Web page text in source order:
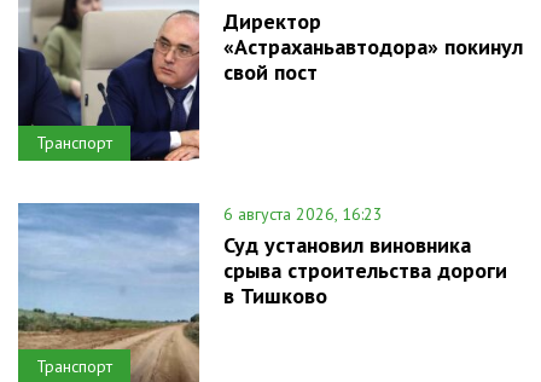
Транспорт
Директор
«Астраханьавтодора» покинул
свой пост
Транспорт
6 августа 2026, 16:23
Суд установил виновника
срыва строительства дороги
в Тишково